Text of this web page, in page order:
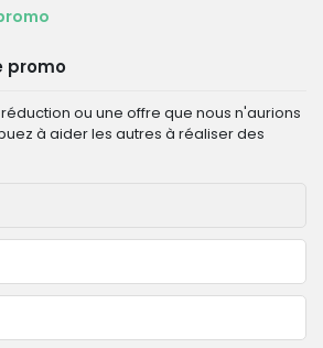
promo
ou une offre que nous n'aurions
à aider les autres à réaliser des